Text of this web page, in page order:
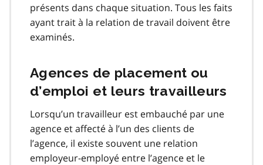
présents dans chaque situation. Tous les faits
ayant trait à la relation de travail doivent être
examinés.
Agences de placement ou
d’emploi et leurs travailleurs
Lorsqu’un travailleur est embauché par une
agence et affecté à l’un des clients de
l’agence, il existe souvent une relation
employeur-employé entre l’agence et le